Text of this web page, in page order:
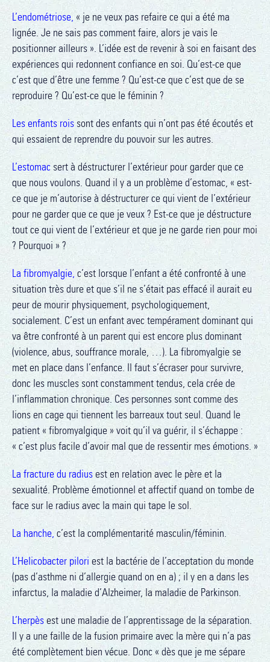
L’endométriose, « je ne veux pas refaire ce qui a été ma
lignée. Je ne sais pas comment faire, alors je vais le
positionner ailleurs ». L’idée est de revenir à soi en faisant des
expériences qui redonnent confiance en soi. Qu’est-ce que
c’est que d’être une femme ? Qu’est-ce que c’est que de se
reproduire ? Qu’est-ce que le féminin ?
Les enfants roissont des enfants qui n’ont pas été écoutés et
qui essaient de reprendre du pouvoir sur les autres.
L’estomac sert à déstructurer l’extérieur pour garder que ce
que nous voulons. Quand il y a un problème d’estomac, « est-
ce que je m’autorise à déstructurer ce qui vient de l’extérieur
pour ne garder que ce que je veux ? Est-ce que je déstructure
tout ce qui vient de l’extérieur et que je ne garde rien pour moi
? Pourquoi » ?
La fibromyalgie, c’est lorsque l’enfant a été confronté à une
situation très dure et que s’il ne s’était pas effacé il aurait eu
peur de mourir physiquement, psychologiquement,
socialement. C’est un enfant avec tempérament dominant qui
va être confronté à un parent qui est encore plus dominant
(violence, abus, souffrance morale, …). La fibromyalgie se
met en place dans l’enfance. Il faut s’écraser pour survivre,
donc les muscles sont constamment tendus, cela crée de
l’inflammation chronique. Ces personnes sont comme des
lions en cage qui tiennent les barreaux tout seul. Quand le
patient « fibromyalgique » voit qu’il va guérir, il s’échappe :
« c’est plus facile d’avoir mal que de ressentir mes émotions. »
La fracture du radiusest en relation avec le père et la
sexualité. Problème émotionnel et affectif quand on tombe de
face sur le radius avec la main qui tape le sol.
La hanche, c’est la complémentarité masculin/féminin.
L’Helicobacter pilori est la bactérie de l’acceptation du monde
(pas d’asthme ni d’allergie quand on en a) ; il y en a dans les
infarctus, la maladie d’Alzheimer, la maladie de Parkinson.
L’herpèsest une maladie de l’apprentissage de la séparation.
Il y a une faille de la fusion primaire avec la mère qui n’a pas
été complètement bien vécue. Donc « dès que je me sépare